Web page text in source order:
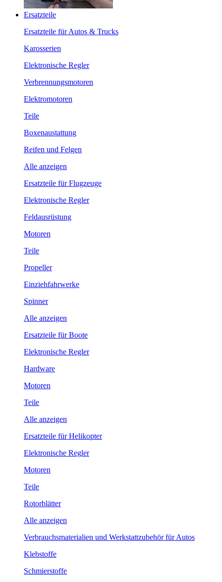
Ersatzteile
Ersatzteile für Autos & Trucks
Karosserien
Elektronische Regler
Verbrennungsmotoren
Elektromotoren
Teile
Boxenaustattung
Reifen und Felgen
Alle anzeigen
Ersatzteile für Flugzeuge
Elektronische Regler
Feldausrüstung
Motoren
Teile
Propeller
Einziehfahrwerke
Spinner
Alle anzeigen
Ersatzteile für Boote
Elektronische Regler
Hardware
Motoren
Teile
Alle anzeigen
Ersatzteile für Helikopter
Elektronische Regler
Motoren
Teile
Rotorblätter
Alle anzeigen
Verbrauchsmaterialien und Werkstattzubehör für Autos
Klebstoffe
Schmierstoffe